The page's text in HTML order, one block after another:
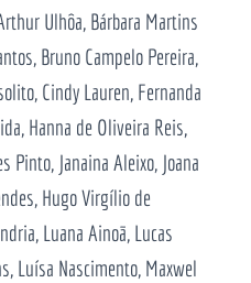
Ulhôa, Bárbara Martins
Bruno Campelo Pereira,
Cindy Lauren, Fernanda
Hanna de Oliveira Reis,
Pinto, Janaina Aleixo, Joana
Hugo Virgílio de
Luana Ainoã, Lucas
Luísa Nascimento, Maxwel